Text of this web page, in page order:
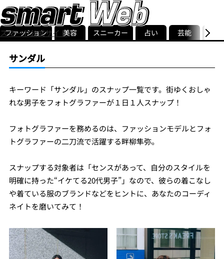
スマート公式サイト
smart最新号
記事一覧ランキング
ストリ
ファッション 美容 スニーカー 占い 芸能 グル
サンダル
キーワード「サンダル」のスナップ一覧です。街ゆくおしゃ
れな男子をフォトグラファーが１日１人スナップ！
フォトグラファーを務めるのは、ファッションモデルとフォ
トグラファーの二刀流で活躍する畔柳隼弥。
スナップする対象者は「センスがあって、自分のスタイルを
明確に持った“イケてる20代男子”」なので、彼らの着こなし
や着ている服のブランドなどをヒントに、あなたのコーディ
ネイトを磨いてみて！